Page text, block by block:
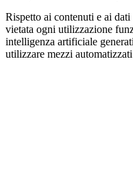
Rispetto ai contenuti e ai
vietata ogni utilizzazione
intelligenza artificiale
utilizzare mezzi